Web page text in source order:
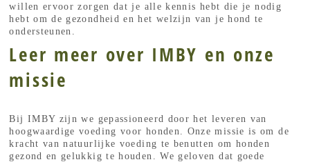
willen ervoor zorgen dat je alle kennis hebt die je nodig
hebt om de gezondheid en het welzijn van je hond te
ondersteunen.
Leer meer over IMBY en onze
missie
Bij IMBY zijn we gepassioneerd door het leveren van
hoogwaardige voeding voor honden. Onze missie is om de
kracht van natuurlijke voeding te benutten om honden
gezond en gelukkig te houden. We geloven dat goede